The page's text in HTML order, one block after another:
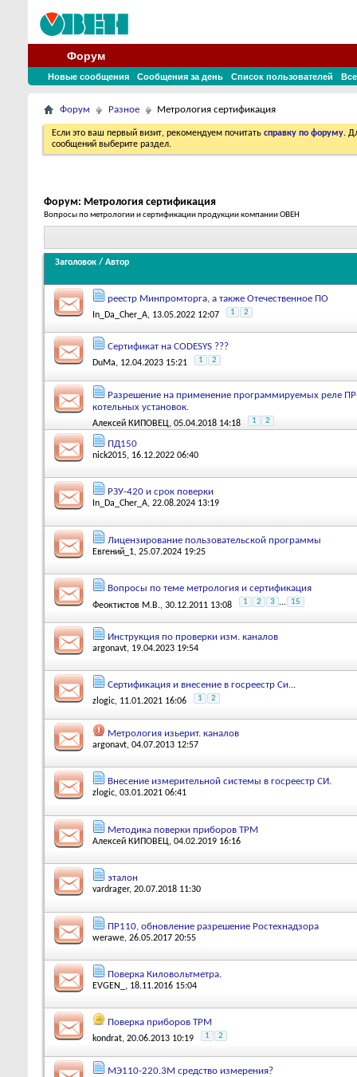
Форум
Новые сообщения Сообщения за день Список пользователей
Форум Разное Метрология сертификация
Если это ваш первый визит, рекомендуем почитать справку по форуму.
сообщений выберите раздел.
Форум: Метрология сертификация
Вопросы по метрологии и сертификации продукции компании ОВЕН
Заголовок / Автор
реестр Минпромторга, а также Отечественное ПО
In_Da_Cher_A, 13.05.2022 12:07 1 2
Сертификат на CODESYS ???
DuMa, 12.04.2023 15:21 1 2
Разрешение на применение программируемых реле
котельных установок.
Алексей КИПОВЕЦ, 05.04.2018 14:18 1 2
ПД150
nick2015, 16.12.2022 06:40
РЗУ-420 и срок поверки
In_Da_Cher_A, 22.08.2024 13:19
Лицензирование пользовательской программы
Евгений_1, 25.07.2024 19:25
Вопросы по теме метрология и сертификация
Феоктистов М.В., 30.12.2011 13:08 1 2 3 ... 15
Инструкция по проверки изм. каналов
argonavt, 19.04.2023 19:54
Сертификация и внесение в госреестр Си...
zlogic, 11.01.2021 16:06 1 2
Метрология изьерит. каналов
argonavt, 04.07.2013 12:57
Внесение измерительной системы в госреестр СИ.
zlogic, 03.01.2021 06:41
Методика поверки приборов ТРМ
Алексей КИПОВЕЦ, 04.02.2019 16:16
эталон
vardrager, 20.07.2018 11:30
ПР110, обновление разрешение Ростехнадзора
werawe, 26.05.2017 20:55
Поверка Киловольтметра.
EVGEN_ , 18.11.2016 15:04
Поверка приборов ТРМ
kondrat, 20.06.2013 10:19 1 2
МЭ110-220.3М средство измерения?